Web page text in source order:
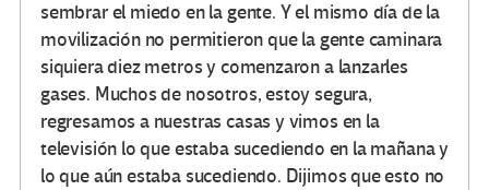
sembrar el miedo en la gente. Y el mismo día de la
movilización no permitieron que la gente caminara
siquiera diez metros y comenzaron a lanzarles
gases. Muchos de nosotros, estoy segura,
regresamos a nuestras casas y vimos en la
televisión lo que estaba sucediendo en la mañana y
lo que aún estaba sucediendo. Dijimos que esto no